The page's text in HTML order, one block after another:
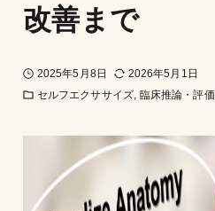
改善まで
2025年5月8日
2026年5月1日
セルフエクササイズ 臨床推論・評価